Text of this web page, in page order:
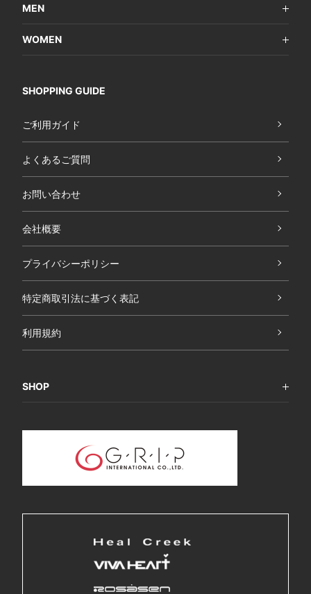
MEN
WOMEN
SHOPPING GUIDE
ご利用ガイド
よくあるご質問
お問い合わせ
会社概要
プライバシーポリシー
特定商取引法に基づく表記
利用規約
SHOP